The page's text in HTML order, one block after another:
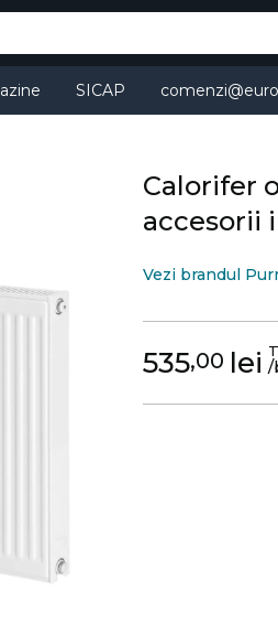
SICAP
Calorifer
accesorii
Vezi brandul
535,00 lei /